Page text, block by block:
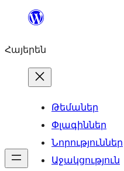
Անցնել
Հայերեն
Թեմաներ
Փլագիններ
Նորություններ
Աջակցություն